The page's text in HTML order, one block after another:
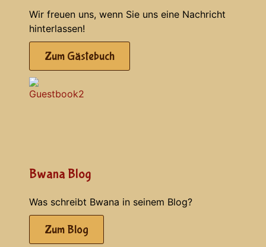
Wir freuen uns, wenn Sie uns eine Nachricht
hinterlassen!
Zum Gästebuch
Bwana Blog
Was schreibt Bwana in seinem Blog?
Zum Blog